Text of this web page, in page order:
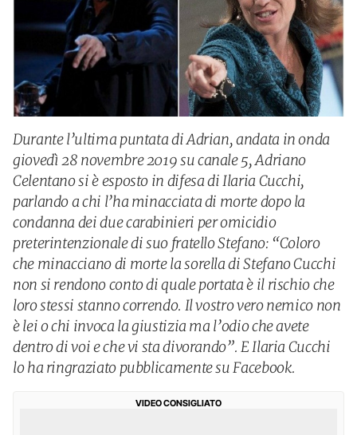
Durante l’ultima puntata di Adrian, andata in onda
giovedì 28 novembre 2019 su canale 5, Adriano
Celentano si è esposto in difesa di Ilaria Cucchi,
parlando a chi l’ha minacciata di morte dopo la
condanna dei due carabinieri per omicidio
preterintenzionale di suo fratello Stefano: “Coloro
che minacciano di morte la sorella di Stefano Cucchi
non si rendono conto di quale portata è il rischio che
loro stessi stanno correndo. Il vostro vero nemico non
è lei o chi invoca la giustizia ma l’odio che avete
dentro di voi e che vi sta divorando”. E Ilaria Cucchi
lo ha ringraziato pubblicamente su Facebook.
VIDEO CONSIGLIATO